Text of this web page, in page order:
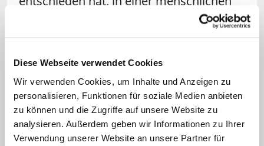
Diese Webseite verwendet Cookies
Wir verwenden Cookies, um Inhalte und Anzeigen zu
personalisieren, Funktionen für soziale Medien anbieten
zu können und die Zugriffe auf unsere Website zu
analysieren. Außerdem geben wir Informationen zu Ihrer
Verwendung unserer Website an unsere Partner für
Sprache zu sprechen, in einer Gegend
zu sein". Die christliche Theologie sei nur
zu verstehen, wenn man die Orte und die
materiellen Spuren der ersten
Jahrhunderte nach Christus begreife.